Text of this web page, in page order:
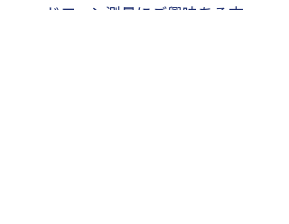
​ドローン測量にご興味ある方